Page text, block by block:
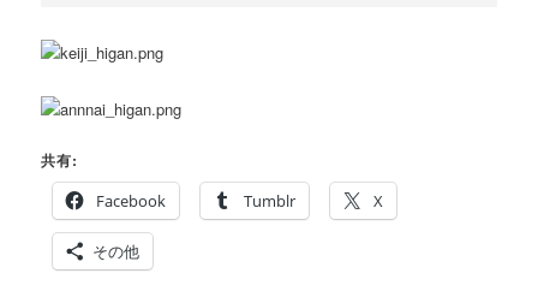
共有:
Facebook
Tumblr X
その他